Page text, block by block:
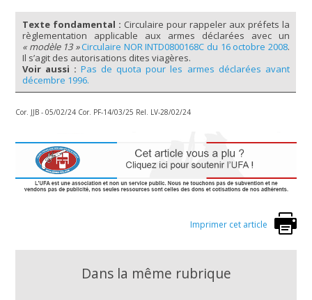
Texte fondamental : Circulaire pour rappeler aux préfets la
règlementation applicable aux armes déclarées avec un
« modèle 13 »Circulaire NOR INTD0800168C du 16 octobre 2008.
Il s’agit des autorisations dites viagères.
Voir aussi :Pas de quota pour les armes déclarées avant
décembre 1996.
Cor. JJB - 05/02/24 Cor. PF-14/03/25 Rel. LV-28/02/24
Imprimer cet article
Dans la même rubrique